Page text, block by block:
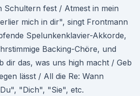
Schultern fest / Atmest in mein
mich in dir", singt Frontmann
Spelunkenklavier-Akkorde,
Backing-Chöre, und
dir das, was uns high macht / Geb
lässt / All die Re: Wann
"Dich", "Sie", etc.